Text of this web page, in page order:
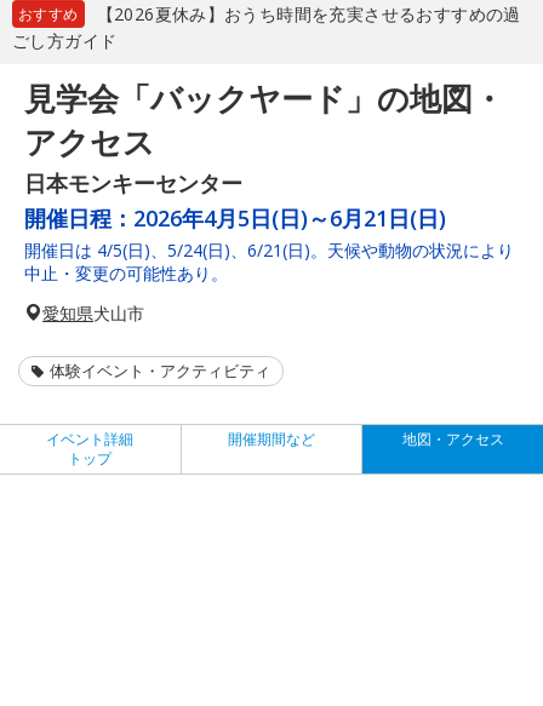
おすすめ
【2026夏休み】おうち時間を充実させるおすすめの過
ごし方ガイド
見学会「バックヤード」の地図・
アクセス
日本モンキーセンター
開催日程： 2026年4月5日(日)～6月21日(日)
開催日は 4/5(日)、5/24(日)、6/21(日)。天候や動物の状況により
中止・変更の可能性あり。
愛知県犬山市
体験イベント・アクティビティ
イベント詳細
トップ
開催期間など 地図・アクセス